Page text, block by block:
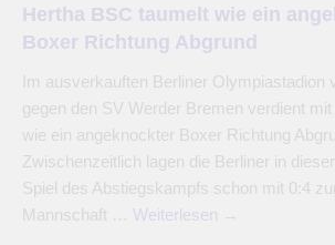
Hertha BSC taumelt wie ein
Boxer Richtung Abgrund
Im ausverkauften Berliner Olympiastadion
gegen den SV Werder Bremen verdient
wie ein angeknockter Boxer Richtung
Zwischenzeitlich lagen die Berliner in
Spiel des Abstiegskampfs schon mit 0:4
Mannschaft … Weiterlesen →